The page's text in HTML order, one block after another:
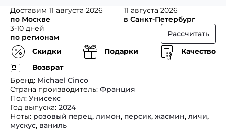
Доставим 11 августа 2026
по Москве
11 августа 2026
в Санкт-Петербург
3-10 дней
по регионам
Рассчитать
Скидки
Подарки
Качество
Возврат
Бренд Michael Cinco
Страна производитель Франция
Пол Унисекс
Год выпуска 2024
Ноты розовый перец, лимон, персик, жасмин, личи,
мускус, ваниль